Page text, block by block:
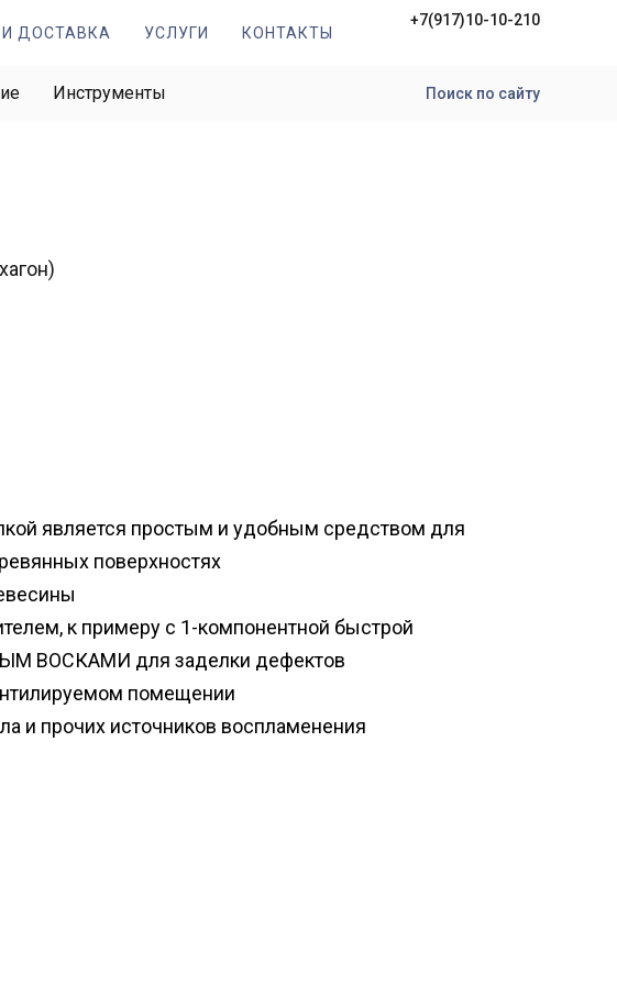
ДОСТАВКА УСЛУГИ КОНТАКТЫ
+7(917)10-10-210
Инструменты Поиск по сайту
является простым и удобным средством для
поверхностях
к примеру с 1-компонентной быстрой
ВОСКАМИ для заделки дефектов
помещении
и прочих источников воспламенения